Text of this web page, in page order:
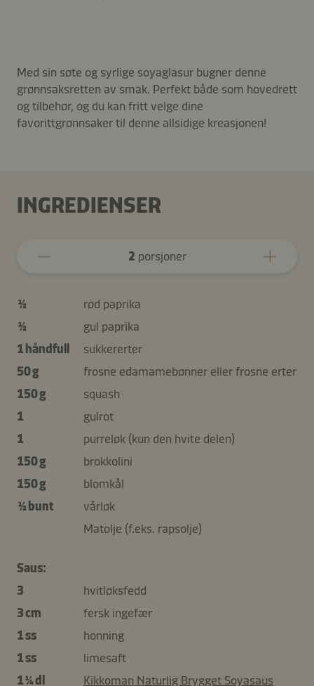
Med sin søte og syrlige soyaglasur bugner denne
grønnsaksretten av smak. Perfekt både som hovedrett
og tilbehør, og du kan fritt velge dine
favorittgrønnsaker til denne allsidige kreasjonen!
INGREDIENSER
2 porsjoner
½
rød paprika
½
gul paprika
1 håndfull
sukkererter
50 g
frosne edamamebønner eller frosne erter
150 g
squash
1
gulrot
1
purreløk (kun den hvite delen)
150 g
brokkolini
150 g
blomkål
½ bunt
vårløk
Matolje (f.eks. rapsolje)
Saus:
3
hvitløksfedd
3 cm
fersk ingefær
1 ss
honning
1 ss
limesaft
1 ¼ dl
Kikkoman Naturlig Brygget Soyasaus